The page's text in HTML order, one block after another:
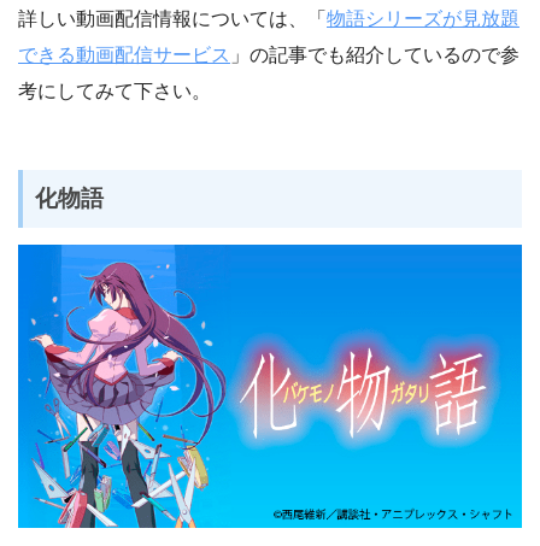
詳しい動画配信情報については、「 物語シリーズが見放題
できる動画配信サービス 」の記事でも紹介しているので参
考にしてみて下さい。
化物語